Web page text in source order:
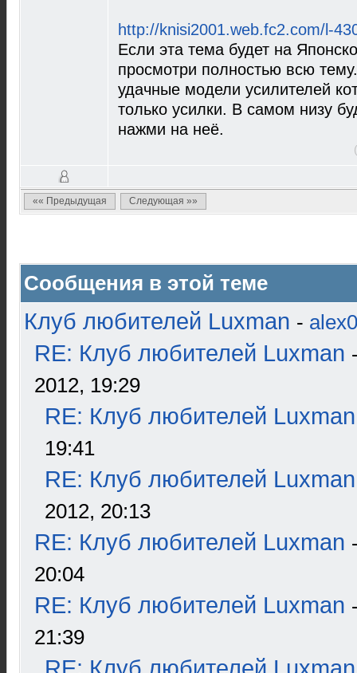
http://knisi2001.web.fc2.com/l-
Если эта тема будет на
просмотри полностью всю
удачные модели усилителей
только усилки. В самом низу
нажми на неё.
«« Предыдущая Следующая »»
Сообщения в этой теме
Клуб любителей Luxman -
RE: Клуб любителей Luxman
2012, 19:29
RE: Клуб любителей Luxman
19:41
RE: Клуб любителей Luxman
2012, 20:13
RE: Клуб любителей Luxman
20:04
RE: Клуб любителей Luxman
21:39